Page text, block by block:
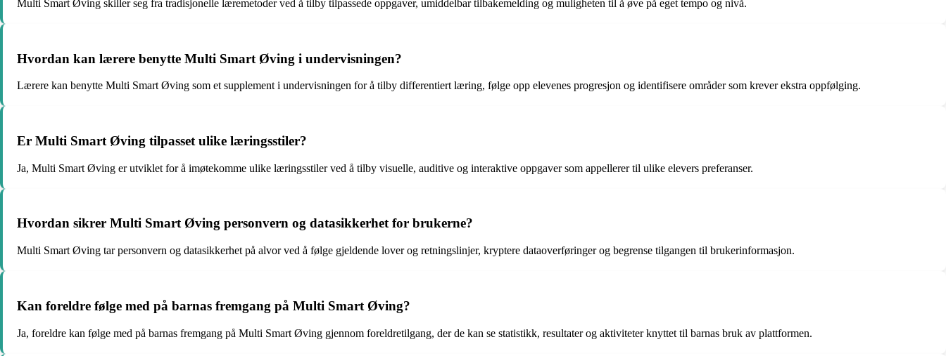
Multi Smart Øving skiller seg fra tradisjonelle læremetoder ved å tilby tilpassede oppgaver, umiddelbar tilbakemelding og muligheten til å øve på eget tempo og nivå.
Hvordan kan lærere benytte Multi Smart Øving i undervisningen?
Lærere kan benytte Multi Smart Øving som et supplement i undervisningen for å tilby differentiert læring, følge opp elevenes progresjon og identifisere områder som krever ekstra oppfølging.
Er Multi Smart Øving tilpasset ulike læringsstiler?
Ja, Multi Smart Øving er utviklet for å imøtekomme ulike læringsstiler ved å tilby visuelle, auditive og interaktive oppgaver som appellerer til ulike elevers preferanser.
Hvordan sikrer Multi Smart Øving personvern og datasikkerhet for brukerne?
Multi Smart Øving tar personvern og datasikkerhet på alvor ved å følge gjeldende lover og retningslinjer, kryptere dataoverføringer og begrense tilgangen til brukerinformasjon.
Kan foreldre følge med på barnas fremgang på Multi Smart Øving?
Ja, foreldre kan følge med på barnas fremgang på Multi Smart Øving gjennom foreldretilgang, der de kan se statistikk, resultater og aktiviteter knyttet til barnas bruk av plattformen.